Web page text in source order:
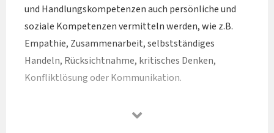
und Handlungskompetenzen auch persönliche und
soziale Kompetenzen vermitteln werden, wie z.B.
Empathie, Zusammenarbeit, selbstständiges
Handeln, Rücksichtnahme, kritisches Denken,
Konfliktlösung oder Kommunikation.
Primarstufenlehrers näher kennenzulernen. Nach